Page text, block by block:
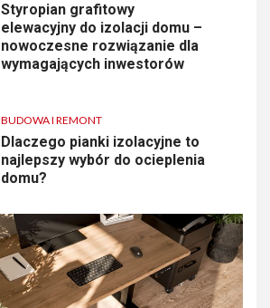
Styropian grafitowy
elewacyjny do izolacji domu –
nowoczesne rozwiązanie dla
wymagających inwestorów
BUDOWA I REMONT
Dlaczego pianki izolacyjne to
najlepszy wybór do ocieplenia
domu?